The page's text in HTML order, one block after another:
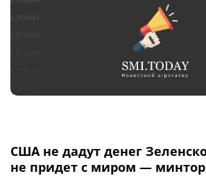
США не дадут денег
не придет с миром —